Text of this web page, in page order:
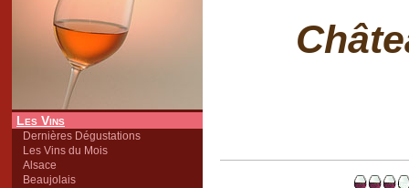
Les Vins
Dernières Dégustations
Les Vins du Mois
Alsace
Beaujolais